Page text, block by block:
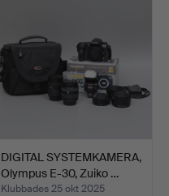
DIGITAL SYSTEMKAMERA,
Olympus E-30, Zuiko …
Klubbades 25 okt 2025